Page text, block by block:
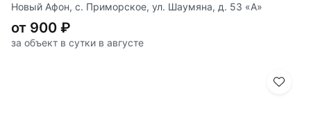
Новый Афон, с. Приморское, ул. Шаумяна, д. 53 «А»
от 900 ₽
за объект в сутки в августе